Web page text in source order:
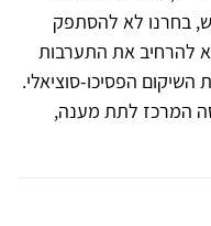
בחרנו לא להסתפק
להרחיב את התערבות
הפסיכו-סוציאלי.
המרכז לתת מענה,